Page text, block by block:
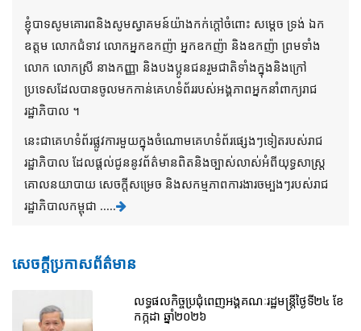
ខ្ញុំបាទសូមគោរពនិងសូមស្វាគមន៍យ៉ាងកក់ក្តៅចំពោះ សម្តេច ទ្រង់ ឯក
ឧត្តម លោកជំទាវ លោកអ្នកឧកញ៉ា អ្នកឧកញ៉ា និងឧកញ៉ា ព្រមទាំង
លោក លោកស្រី នាងកញ្ញា និងបងប្អូនជនរួមជាតិទាំងក្នុងនិងក្រៅ
ប្រទេសដែលបានចូលមកកាន់គេហទំព័ររបស់អង្គភាពអ្នកនាំពាក្យរាជ
រដ្ឋាភិបាល ។
នេះជាគេហទំព័រផ្លូវការមួយក្នុងចំណោមគេហទំព័រផ្សេងៗទៀតរបស់រាជ
រដ្ឋាភិបាល ដែលផ្តល់ជូននូវព័ត៌មានពិតនិងច្បាស់លាស់អំពីយុទ្ធសាស្រ្ត
គោលនយាបាយ សេចក្តីសម្រេច និងសកម្មភាពការងារចម្បងៗរបស់រាជ
រដ្ឋាភិបាលកម្ពុជា .....
សេចក្តីប្រកាសព័ត៌មាន
លទ្ធផលកិច្ចប្រជុំពេញអង្គគណៈរដ្ឋមន្រ្តីថ្ងៃទី២៤ ខែ
កក្កដា ឆ្នាំ២០២៦